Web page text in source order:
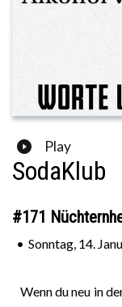
Play
SodaKlub
#171
• Sonntag, 14.
Wenn du neu in